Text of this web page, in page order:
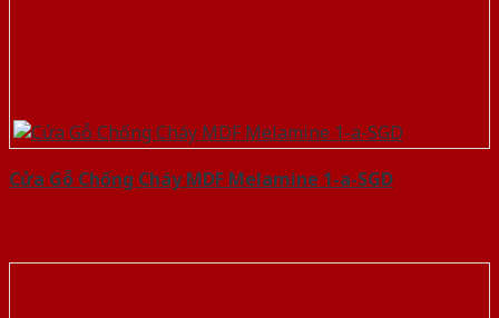
Cửa Gỗ Chống Cháy MDF Melamine 1-a-SGD